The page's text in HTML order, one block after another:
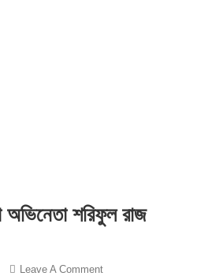
অভিনেতা শরিফুল রাজ
Leave A CommentOn